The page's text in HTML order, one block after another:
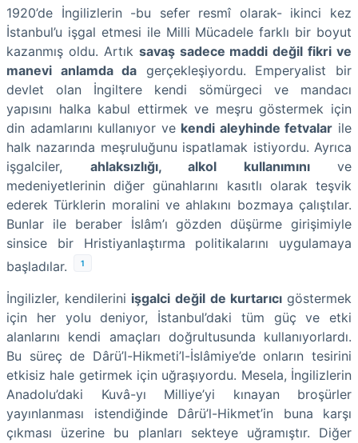
1920’de İngilizlerin -bu sefer resmî olarak- ikinci kez
İstanbul’u işgal etmesi ile Milli Mücadele farklı bir boyut
kazanmış oldu. Artık savaş sadece maddi değil fikri ve
manevi anlamda da gerçekleşiyordu. Emperyalist bir
devlet olan İngiltere kendi sömürgeci ve mandacı
yapısını halka kabul ettirmek ve meşru göstermek için
din adamlarını kullanıyor ve kendi aleyhinde fetvalar ile
halk nazarında meşruluğunu ispatlamak istiyordu. Ayrıca
işgalciler, ahlaksızlığı, alkol kullanımınıve
medeniyetlerinin diğer günahlarını kasıtlı olarak teşvik
ederek Türklerin moralini ve ahlakını bozmaya çalıştılar.
Bunlar ile beraber İslâm’ı gözden düşürme girişimiyle
sinsice bir Hristiyanlaştırma politikalarını uygulamaya
başladılar.
1
İngilizler, kendilerini işgalci değil de kurtarıcıgöstermek
için her yolu deniyor, İstanbul’daki tüm güç ve etki
alanlarını kendi amaçları doğrultusunda kullanıyorlardı.
Bu süreç de Dârü’l-Hikmeti’l-İslâmiye’de onların tesirini
etkisiz hale getirmek için uğraşıyordu. Mesela, İngilizlerin
Anadolu’daki Kuvâ-yı Milliye’yi kınayan broşürler
yayınlanması istendiğinde Dârü’l-Hikmet’in buna karşı
çıkması üzerine bu planları sekteye uğramıştır. Diğer